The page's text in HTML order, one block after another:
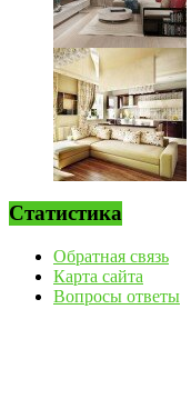
Статистика
Обратная связь
Карта сайта
Вопросы ответы